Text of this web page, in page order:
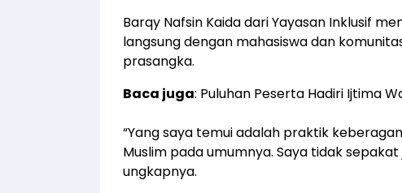
Barqy Nafsin Kaida dari Yayasan Inklusif
langsung dengan mahasiswa dan
prasangka.
Baca juga: Puluhan Peserta Hadiri Ijtima
“Yang saya temui adalah praktik
Muslim pada umumnya. Saya tidak
ungkapnya.